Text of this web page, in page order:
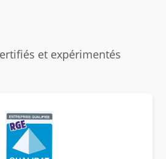
et expérimentés